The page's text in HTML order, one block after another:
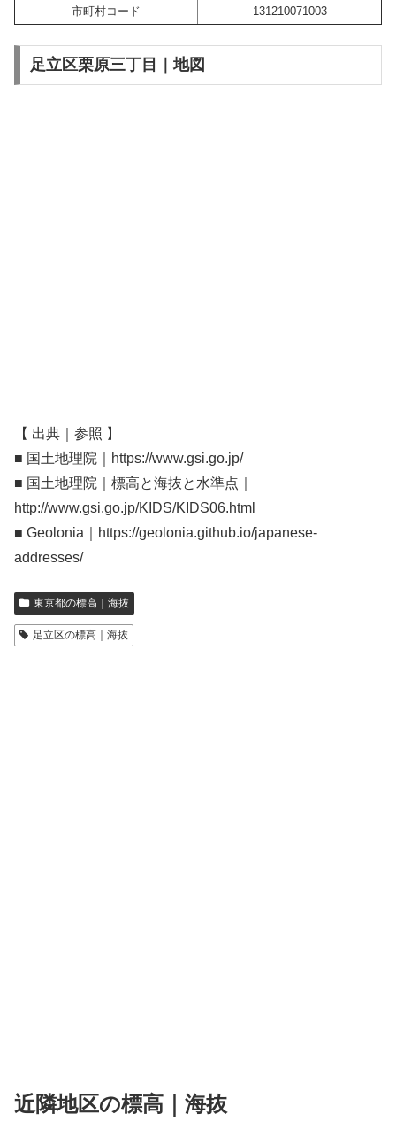
市町村コード
131210071003
足立区栗原三丁目｜地図
【 出典｜参照 】
■ 国土地理院｜https://www.gsi.go.jp/
■ 国土地理院｜標高と海抜と水準点｜
http://www.gsi.go.jp/KIDS/KIDS06.html
■ Geolonia｜https://geolonia.github.io/japanese-
addresses/
東京都の標高｜海抜
足立区の標高｜海抜
近隣地区の標高｜海抜